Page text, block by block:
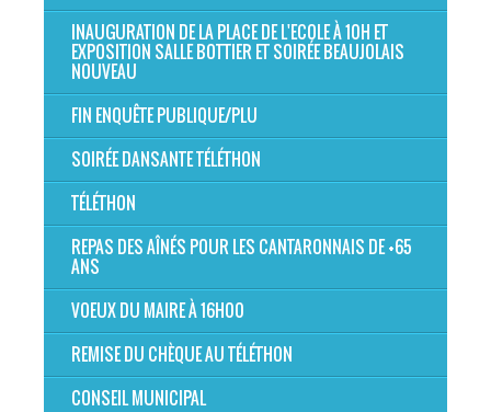
INAUGURATION DE LA PLACE DE L'ECOLE À 10H ET
EXPOSITION SALLE BOTTIER ET SOIRÉE BEAUJOLAIS
NOUVEAU
FIN ENQUÊTE PUBLIQUE/PLU
SOIRÉE DANSANTE TÉLÉTHON
TÉLÉTHON
REPAS DES AÎNÉS POUR LES CANTARONNAIS DE +65
ANS
VOEUX DU MAIRE À 16H00
REMISE DU CHÈQUE AU TÉLÉTHON
CONSEIL MUNICIPAL